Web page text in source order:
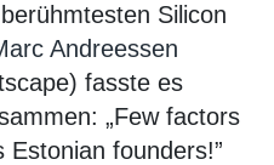
Silicon
Andreessen
fasste es
„Few factors
founders!”